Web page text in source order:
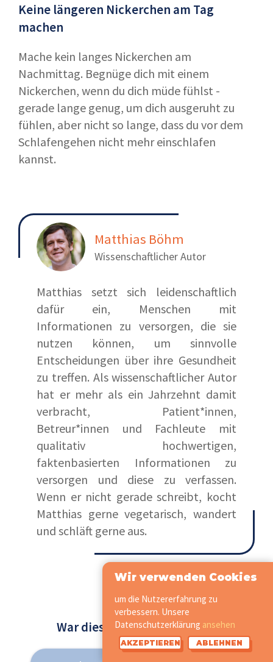
Keine längeren Nickerchen am Tag
machen
Mache kein langes Nickerchen am
Nachmittag. Begnüge dich mit einem
Nickerchen, wenn du dich müde fühlst -
gerade lange genug, um dich ausgeruht zu
fühlen, aber nicht so lange, dass du vor dem
Schlafengehen nicht mehr einschlafen
kannst.
Matthias Böhm
Wissenschaftlicher Autor
Matthias setzt sich leidenschaftlich
dafür ein, Menschen mit
Informationen zu versorgen, die sie
nutzen können, um sinnvolle
Entscheidungen über ihre Gesundheit
zu treffen. Als wissenschaftlicher Autor
hat er mehr als ein Jahrzehnt damit
verbracht, Patient*innen,
Betreur*innen und Fachleute mit
qualitativ hochwertigen,
faktenbasierten Informationen zu
versorgen und diese zu verfassen.
Wenn er nicht gerade schreibt, kocht
Matthias gerne vegetarisch, wandert
und schläft gerne aus.
War dieser Beitrag hilfreich?
Wir verwenden Cookies
um die Nutzererfahrung zu
verbessern. Unsere
Datenschutzerklärung ansehen
AKZEPTIEREN ABLEHNEN